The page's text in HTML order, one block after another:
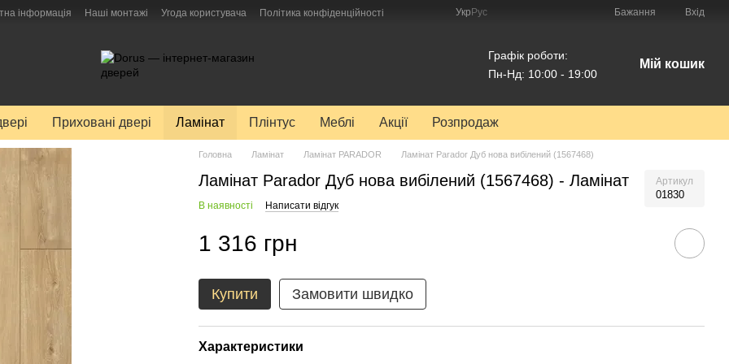
інформація Наші монтажі Угода користувача Політика конфіденційності Укр Рус Бажання Вхід
Графік роботи:
Пн-Нд: 10:00 - 19:00
Мій кошик
Приховані двері Ламінат Плінтус Меблі Акції Розпродаж
Головна Ламінат Ламінат PARADOR Ламінат Parador Дуб нова вибілений (1567468)
Ламінат Parador Дуб нова вибілений (1567468) - Ламінат Артикул
01830
В наявності Написати відгук
1 316 грн
Купити Замовити швидко
Характеристики